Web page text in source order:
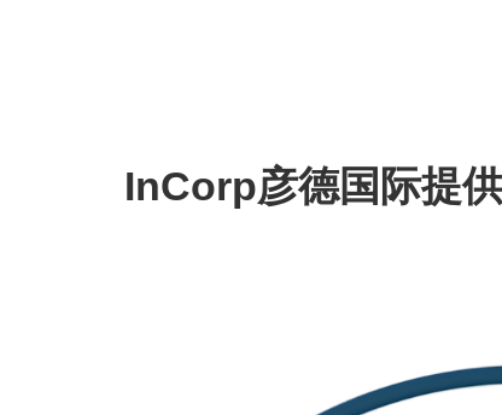
InCorp彦德国际提